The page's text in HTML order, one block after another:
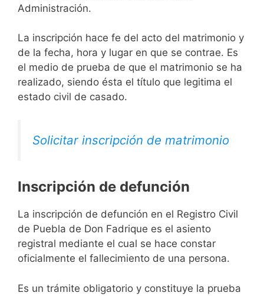
Administración.
La inscripción hace fe del acto del matrimonio y
de la fecha, hora y lugar en que se contrae. Es
el medio de prueba de que el matrimonio se ha
realizado, siendo ésta el título que legitima el
estado civil de casado.
Solicitar inscripción de matrimonio
Inscripción de defunción
La inscripción de defunción en el Registro Civil
de Puebla de Don Fadrique es el asiento
registral mediante el cual se hace constar
oficialmente el fallecimiento de una persona.
Es un trámite obligatorio y constituye la prueba